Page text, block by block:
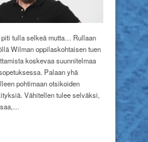
tulla selkeä mutta… Rullaan
Wilman oppilaskohtaisen tuen
koskevaa suunnitelmaa
Palaan yhä
pohtimaan otsikoiden
Vähitellen tulee selväksi,